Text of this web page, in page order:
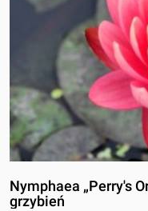
Nymphaea „Perry's
grzybień